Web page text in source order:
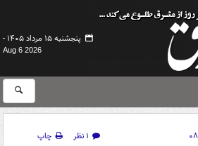
پنجشنبه ۱۵ مرداد ۱۴۰۵ -
Aug 6 2026
۱ نظر
چاپ